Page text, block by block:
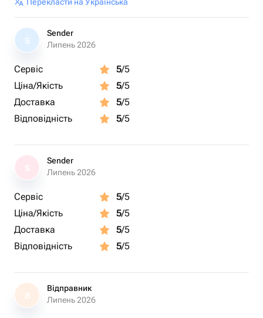
S
Sender
Липень 2026
Сервіс 5/5
Ціна/Якість
5/5
Доставка
5/5
Відповідність
5/5
Sender
Липень 2026
Сервіс 5/5
Ціна/Якість
5/5
Доставка
5/5
Відповідність
5/5
В
Відправник
Липень 2026